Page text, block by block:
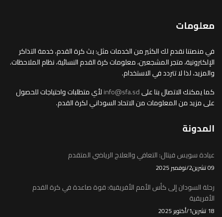
معلومات
في منصتنا نقدم لك الكثير من الخدمات مثل: بث كرة القدم، خدمة التذاكر
الإلكترونية، متجر المشجعين، معلومات كرة القدم النسائية، نظام الملاحظات.
والمزيد، لذا لا تتردد في الاستخدام.
كما يمكنك الاتصال بنا علىinfo@sfa.sdلأي متطلبات واحتياجات للحصول
على مزيد من المعلومات من الاتحاد السوداني لكرة القدم.
المدونة
عيادة سويس فيتال: التعافي والعلاج الرياضي المتقدم
09 تشرين2/نوفمبر 2025
رحلة السودان إلى كأس الأمم الأفريقية: قوة صاعدة في كرة القدم
الأفريقية
18 تشرين1/أكتوير 2025